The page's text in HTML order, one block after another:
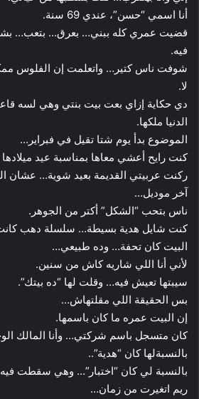
أنا اسمي “حسن”، عندي 69 سنة.
قضيت عمري كله ببني… بعرق… بتعب…
فيه.
شوفت ناس كتير… واتعلمت إن الفلوس
لا.
دي حكاية إزاي بعت بيت بنتي وهي لسه
الدنيا ملكها.
الموضوع بدأ يوم شتا تقيل في فبراير…
كنت رايح أعشي معاها بمناسبة عيد ميلادها
ركنت عربيتي القديمة بعيد شوية… عشان
آخر موديل…
ناس بتحب “الشكل” أكتر من الجوهر.
كنت شايل هدية بسيطة… سلسلة دهب كانت
البيت كان تحفة… وده طبيعي…
لأني أنا اللي شاريه كاش من سنين.
سيبتها تعيش فيه… وقلت لها “ده بيتك”.
بس الحقيقة اللي مقلتهاش…
إن البيت عمره ما كان باسمها.
كان متسجل باسم شركتي… وأنا المالك
بالنسبةلها كان “هدية”..
بالنسبة لي كان “اختبار”… وهي سقطت
ريم اتغيرت من زمان…